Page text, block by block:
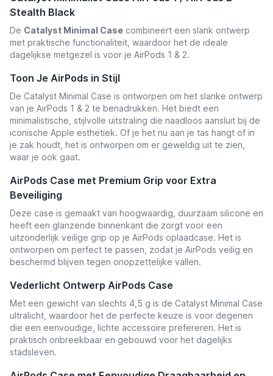
Stealth Black
De Catalyst Minimal Case combineert een slank ontwerp
met praktische functionaliteit, waardoor het de ideale
dagelijkse metgezel is voor je AirPods 1 & 2.
Toon Je AirPods in Stijl
De Catalyst Minimal Case is ontworpen om het slanke ontwerp
van je AirPods 1 & 2 te benadrukken. Het biedt een
minimalistische, stijlvolle uitstraling die naadloos aansluit bij de
iconische Apple esthetiek. Of je het nu aan je tas hangt of in
je zak houdt, het is ontworpen om er geweldig uit te zien,
waar je ook gaat.
AirPods Case met Premium Grip voor Extra
Beveiliging
Deze case is gemaakt van hoogwaardig, duurzaam silicone en
heeft een glanzende binnenkant die zorgt voor een
uitzonderlijk veilige grip op je AirPods oplaadcase. Het is
ontworpen om perfect te passen, zodat je AirPods veilig en
beschermd blijven tegen onopzettelijke vallen.
Vederlicht Ontwerp AirPods Case
Met een gewicht van slechts 4,5 g is de Catalyst Minimal Case
ultralicht, waardoor het de perfecte keuze is voor degenen
die een eenvoudige, lichte accessoire prefereren. Het is
praktisch onbreekbaar en gebouwd voor het dagelijks
stadsleven.